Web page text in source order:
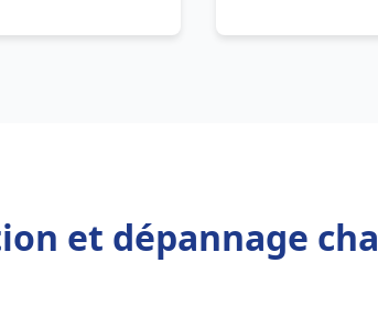
et dépannage